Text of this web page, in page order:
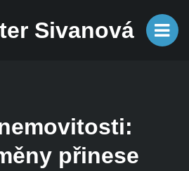
Sivanová
přinese